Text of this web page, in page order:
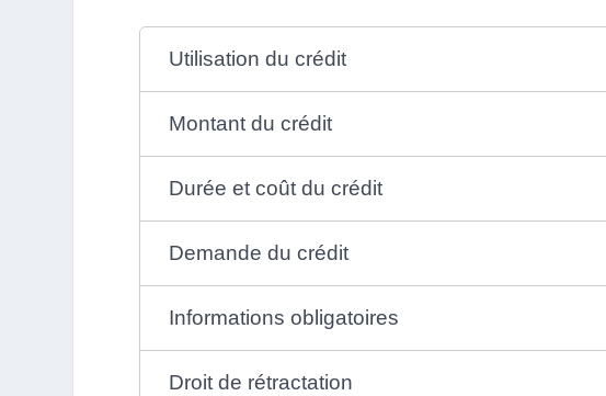
Utilisation du crédit
Montant du crédit
Durée et coût du crédit
Demande du crédit
Informations obligatoires
Droit de rétractation